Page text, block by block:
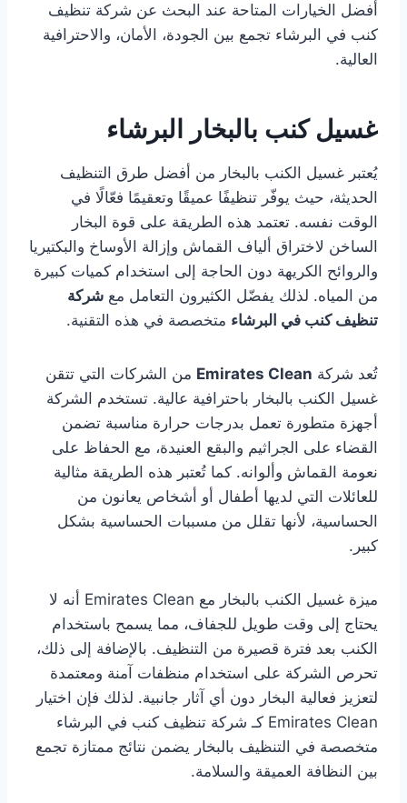
أفضل الخيارات المتاحة عند البحث عن شركة تنظيف
كنب في البرشاء تجمع بين الجودة، الأمان، والاحترافية
العالية.
غسيل كنب بالبخار البرشاء
يُعتبر غسيل الكنب بالبخار من أفضل طرق التنظيف
الحديثة، حيث يوفّر تنظيفًا عميقًا وتعقيمًا فعّالًا في
الوقت نفسه. تعتمد هذه الطريقة على قوة البخار
الساخن لاختراق ألياف القماش وإزالة الأوساخ والبكتيريا
والروائح الكريهة دون الحاجة إلى استخدام كميات كبيرة
من المياه. لذلك يفضّل الكثيرون التعامل مع شركة
تنظيف كنب في البرشاء متخصصة في هذه التقنية.
تُعد شركة Emirates Clean من الشركات التي تتقن
غسيل الكنب بالبخار باحترافية عالية. تستخدم الشركة
أجهزة متطورة تعمل بدرجات حرارة مناسبة تضمن
القضاء على الجراثيم والبقع العنيدة، مع الحفاظ على
نعومة القماش وألوانه. كما تُعتبر هذه الطريقة مثالية
للعائلات التي لديها أطفال أو أشخاص يعانون من
الحساسية، لأنها تقلل من مسببات الحساسية بشكل
كبير.
ميزة غسيل الكنب بالبخار مع Emirates Clean أنه لا
يحتاج إلى وقت طويل للجفاف، مما يسمح باستخدام
الكنب بعد فترة قصيرة من التنظيف. بالإضافة إلى ذلك،
تحرص الشركة على استخدام منظفات آمنة ومعتمدة
لتعزيز فعالية البخار دون أي آثار جانبية. لذلك فإن اختيار
Emirates Clean كـ شركة تنظيف كنب في البرشاء
متخصصة في التنظيف بالبخار يضمن نتائج ممتازة تجمع
بين النظافة العميقة والسلامة.